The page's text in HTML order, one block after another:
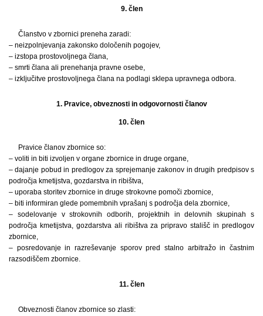
9. člen
Članstvo v zbornici preneha zaradi:
– neizpolnjevanja zakonsko določenih pogojev,
– izstopa prostovoljnega člana,
– smrti člana ali prenehanja pravne osebe,
– izključitve prostovoljnega člana na podlagi sklepa upravnega odbora.
1. Pravice, obveznosti in odgovornosti članov
10. člen
Pravice članov zbornice so:
– voliti in biti izvoljen v organe zbornice in druge organe,
– dajanje pobud in predlogov za sprejemanje zakonov in drugih predpisov s
področja kmetijstva, gozdarstva in ribištva,
– uporaba storitev zbornice in druge strokovne pomoči zbornice,
– biti informiran glede pomembnih vprašanj s področja dela zbornice,
– sodelovanje v strokovnih odborih, projektnih in delovnih skupinah s
področja kmetijstva, gozdarstva ali ribištva za pripravo stališč in predlogov
zbornice,
– posredovanje in razreševanje sporov pred stalno arbitražo in častnim
razsodiščem zbornice.
11. člen
Obveznosti članov zbornice so zlasti: